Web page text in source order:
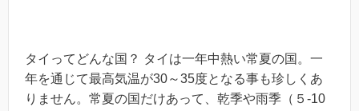
タイってどんな国？ タイは一年中熱い常夏の国。一
年を通じて最高気温が30～35度となる事も珍しくあ
りません。常夏の国だけあって、乾季や雨季（５-10